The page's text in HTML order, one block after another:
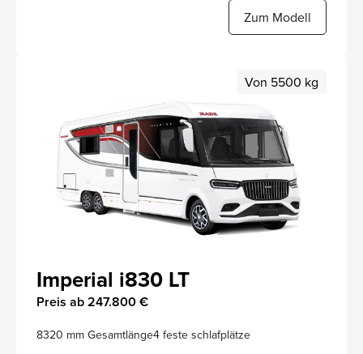
Zum Modell
Von 5500 kg
Imperial i830 LT
Preis ab 247.800 €
8320 mm Gesamtlänge4 feste schlafplätze